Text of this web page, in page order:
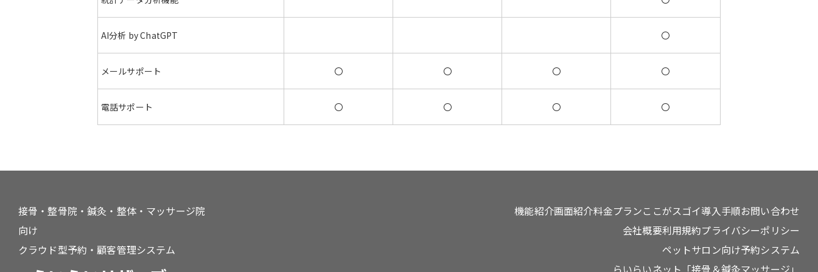
AI分析 byChatGPT 〇
メールサポート 〇 〇 〇 〇
電話サポート 〇 〇 〇 〇
接骨・整骨院・鍼灸・整体・マッサージ院
向け
クラウド型予約・顧客管理システム
機能紹介画面紹介料金プランここがスゴイ導入手順お問い合わせ
会社概要利用規約プライバシーポリシー
ペットサロン向け予約システム
らいらいネット「接骨＆鍼灸マッサージ」